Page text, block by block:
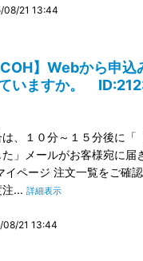
08/21 13:44
】Webから申
いますか。
、１０分～１５分後に
」メールがお客様宛に
イページ 注文一覧をご確
... 詳細表示
08/21 13:44